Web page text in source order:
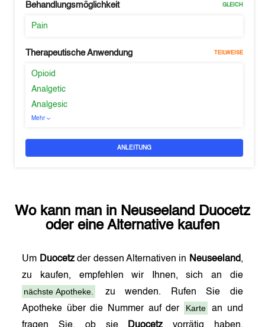
Behandlungsmöglichkeit GLEICH
Pain
Therapeutische Anwendung TEILWEISE
Opioid
Analgetic
Analgesic
Mehr
ANLEITUNG
Wo kann man in Neuseeland Duocetz
oder eine Alternative kaufen
Um Duocetzder dessen Alternativen in Neuseeland,
zu kaufen, empfehlen wir Ihnen, sich an die
nächste Apotheke.
zu wenden. Rufen Sie die
Apotheke über die Nummer auf der
Karte
an und